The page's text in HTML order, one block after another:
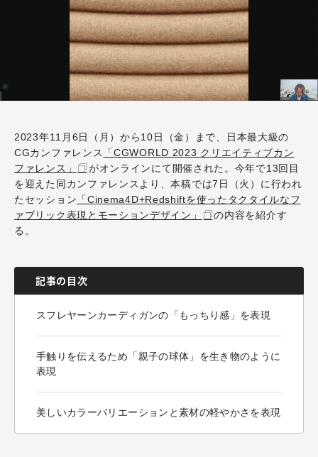
2023年11月6日（月）から10日（金）まで、日本最大級の
CGカンファレンス
「CGWORLD 2023 クリエイティブカン
ファレンス」
がオンラインにて開催された。今年で13回目
を迎えた同カンファレンスより、本稿では7日（火）に行われ
たセッション 「Cinema4D+Redshiftを使ったタクタイルなフ
ァブリック表現とモーションデザイン」
の内容を紹介す
る。
記事の目次
スフレヤーンカーディガンの「もっちり感」を表現
手触りを伝えるため「親子の球体」を生き物のように
表現
美しいカラーバリエーションと素材の軽やかさを表現